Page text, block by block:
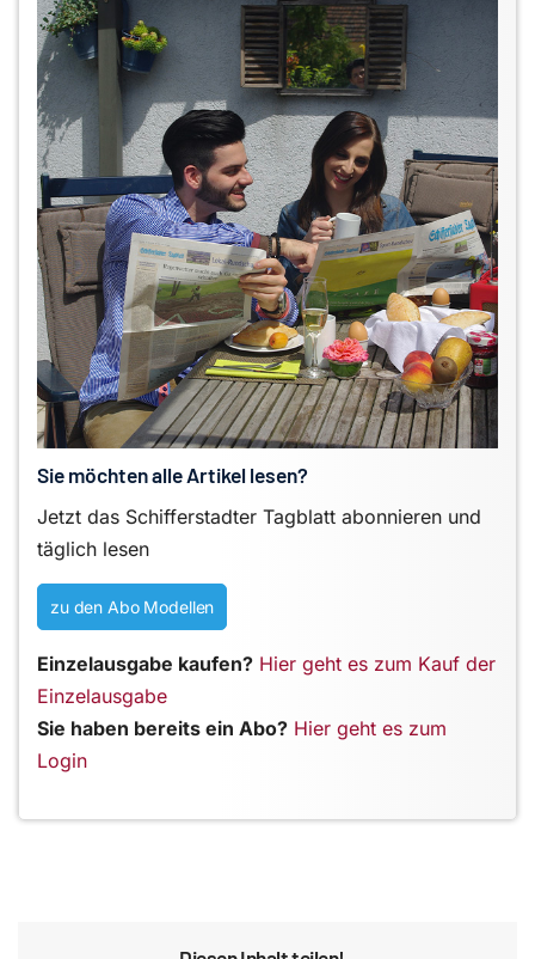
Sie möchten alle Artikel lesen?
Jetzt das Schifferstadter Tagblatt abonnieren und
täglich lesen
zu den Abo Modellen
Einzelausgabe kaufen? Hier geht es zum Kauf der
Einzelausgabe
Sie haben bereits ein Abo? Hier geht es zum
Login